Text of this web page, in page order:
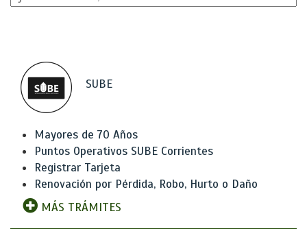
SUBE
Mayores de 70 Años
Puntos Operativos SUBE Corrientes
Registrar Tarjeta
Renovación por Pérdida, Robo, Hurto o Daño
MÁS TRÁMITES